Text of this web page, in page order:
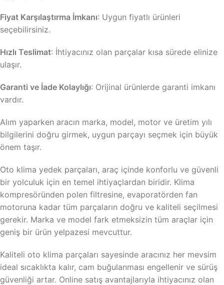
Fiyat Karşılaştırma İmkanı: Uygun fiyatlı ürünleri
seçebilirsiniz.
Hızlı Teslimat: İhtiyacınız olan parçalar kısa sürede elinize
ulaşır.
Garanti ve İade Kolaylığı: Orijinal ürünlerde garanti imkanı
vardır.
Alım yaparken aracın marka, model, motor ve üretim yılı
bilgilerini doğru girmek, uygun parçayı seçmek için büyük
önem taşır.
Oto klima yedek parçaları, araç içinde konforlu ve güvenli
bir yolculuk için en temel ihtiyaçlardan biridir. Klima
kompresöründen polen filtresine, evaporatörden fan
motoruna kadar tüm parçaların doğru ve kaliteli seçilmesi
gerekir. Marka ve model fark etmeksizin tüm araçlar için
geniş bir ürün yelpazesi mevcuttur.
Kaliteli oto klima parçaları sayesinde aracınız her mevsim
ideal sıcaklıkta kalır, cam buğulanması engellenir ve sürüş
güvenliği artar. Online satış avantajlarıyla ihtiyacınız olan